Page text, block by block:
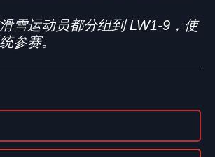
雪运动员都分组到 LW1-9，使
参赛。